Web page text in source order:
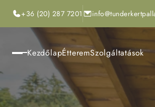
+36 (20) 287 7201
KezdőlapÉtteremSzolgáltatások